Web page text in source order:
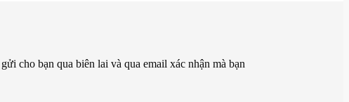
cho bạn qua biên lai và qua email xác nhận mà bạn